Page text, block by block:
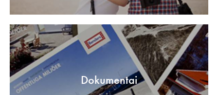
Dokumentai